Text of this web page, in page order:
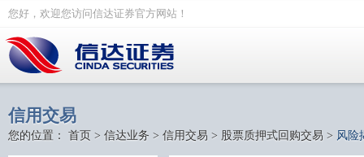
您好，欢迎您访问信达证券官方网站！
信用交易
您的位置： 首页 > 信达业务 > 信用交易 > 股票质押式回购交易 > 风险